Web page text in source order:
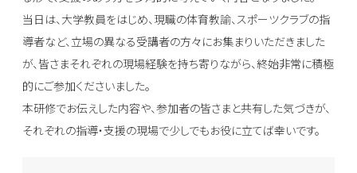
当日は、大学教員をはじめ、現職の体育教諭、スポーツクラブの指
導者など、立場の異なる受講者の方々にお集まりいただきました
が、皆さまそれぞれの現場経験を持ち寄りながら、終始非常に積極
的にご参加くださいました。
本研修でお伝えした内容や、参加者の皆さまと共有した気づきが、
それぞれの指導・支援の現場で少しでもお役に立てば幸いです。